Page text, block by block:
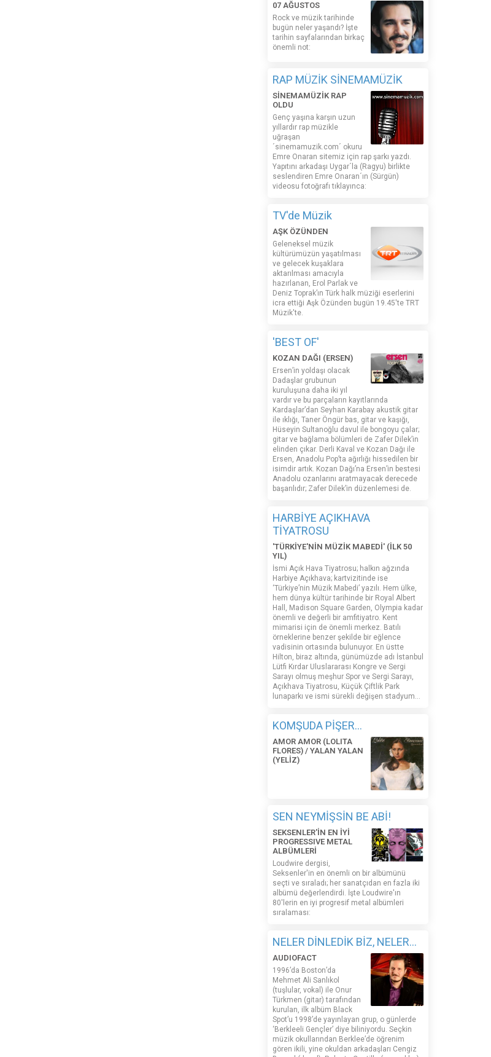
07 AĞUSTOS
Rock ve müzik tarihinde
bugün neler yaşandı? İşte
tarihin sayfalarından birkaç
önemli not:
RAP MÜZİK SİNEMAMÜZİK
SİNEMAMÜZİK RAP
OLDU
Genç yaşına karşın uzun
yıllardır rap müzikle
uğraşan
´sinemamuzik.com´ okuru
Emre Onaran sitemiz için rap şarkı yazdı.
Yapıtını arkadaşı Uygar´la (Ragyu) birlikte
seslendiren Emre Onaran´ın (Sürgün)
videosu fotoğrafı tıklayınca:
TV'de Müzik
AŞK ÖZÜNDEN
Geleneksel müzik
kültürümüzün yaşatılması
ve gelecek kuşaklara
aktarılması amacıyla
hazırlanan, Erol Parlak ve
Deniz Toprak’ın Türk halk müziği eserlerini
icra ettiği Aşk Özünden bugün 19.45'te TRT
Müzik'te.
'BEST OF'
KOZAN DAĞI (ERSEN)
Ersen’in yoldaşı olacak
Dadaşlar grubunun
kuruluşuna daha iki yıl
vardır ve bu parçaların kayıtlarında
Kardaşlar’dan Seyhan Karabay akustik gitar
ile ıklığı, Taner Öngür bas, gitar ve kaşığı,
Hüseyin Sultanoğlu davul ile bongoyu çalar;
gitar ve bağlama bölümleri de Zafer Dilek’in
elinden çıkar. Derli Kaval ve Kozan Dağı ile
Ersen, Anadolu Pop’ta ağırlığı hissedilen bir
isimdir artık. Kozan Dağı’na Ersen’in bestesi
Anadolu ozanlarını aratmayacak derecede
başarılıdır; Zafer Dilek’in düzenlemesi de.
HARBİYE AÇIKHAVA
TİYATROSU
'TÜRKİYE'NİN MÜZİK MABEDİ' (İLK 50
YIL)
İsmi Açık Hava Tiyatrosu; halkın ağzında
Harbiye Açıkhava; kartvizitinde ise
‘Türkiye’nin Müzik Mabedi’ yazılı. Hem ülke,
hem dünya kültür tarihinde bir Royal Albert
Hall, Madison Square Garden, Olympia kadar
önemli ve değerli bir amfitiyatro. Kent
mimarisi için de önemli merkez. Batılı
örneklerine benzer şekilde bir eğlence
vadisinin ortasında bulunuyor. En üstte
Hilton, biraz altında, günümüzde adı İstanbul
Lütfi Kırdar Uluslararası Kongre ve Sergi
Sarayı olmuş meşhur Spor ve Sergi Sarayı,
Açıkhava Tiyatrosu, Küçük Çiftlik Park
lunaparkı ve ismi sürekli değişen stadyum…
KOMŞUDA PİŞER...
AMOR AMOR (LOLITA
FLORES) / YALAN YALAN
(YELİZ)
SEN NEYMİŞSİN BE ABİ!
SEKSENLER'İN EN İYİ
PROGRESSIVE METAL
ALBÜMLERİ
Loudwire dergisi,
Seksenler'in en önemli on bir albümünü
seçti ve sıraladı; her sanatçıdan en fazla iki
albümü değerlendirdi. İşte Loudwire'ın
80'lerin en iyi progresif metal albümleri
sıralaması:
NELER DİNLEDİK BİZ, NELER...
AUDIOFACT
1996’da Boston’da
Mehmet Ali Sanlıkol
(tuşlular, vokal) ile Onur
Türkmen (gitar) tarafından
kurulan, ilk albüm Black
Spot’u 1998’de yayınlayan grup, o günlerde
‘Berkleeli Gençler’ diye biliniyordu. Seçkin
müzik okullarından Berklee’de öğrenim
gören ikili, yine okuldan arkadaşları Cengiz